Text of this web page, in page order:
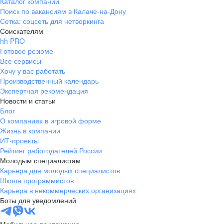
Поиск по вакансиям в Калаче-на-Дону
Сетка: соцсеть для нетворкинга
Соискателям
hh PRO
Готовое резюме
Все сервисы
Хочу у вас работать
Производственный календарь
Экспертная рекомендация
Новости и статьи
Блог
О компаниях в игровой форме
Жизнь в компании
ИТ-проекты
Рейтинг работодателей России
Молодым специалистам
Карьера для молодых специалистов
Школа программистов
Карьера в некоммерческих организациях
Боты для уведомлений